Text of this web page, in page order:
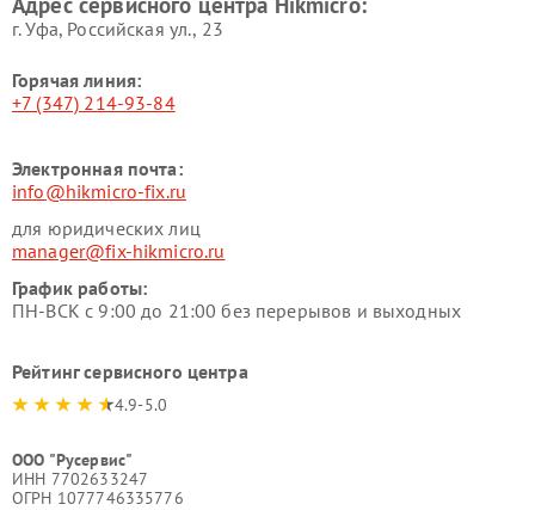
г. Уфа, Российская ул., 23
Горячая линия:
+7 (347) 214-93-84
Электронная почта:
info@hikmicro-fix.ru
для юридических лиц
manager@fix-hikmicro.ru
График работы:
ПН-ВСК с 9:00 до 21:00 без перерывов и выходных
Рейтинг сервисного центра
4.9-5.0
ООО "Русервис"
ИНН 7702633247
ОГРН 1077746335776